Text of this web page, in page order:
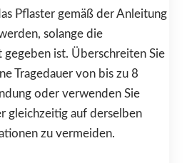
Pflaster gemäß der Anleitung
solange die
ist. Überschreiten Sie
Tragedauer von bis zu 8
oder verwenden Sie
gleichzeitig auf derselben
zu vermeiden.